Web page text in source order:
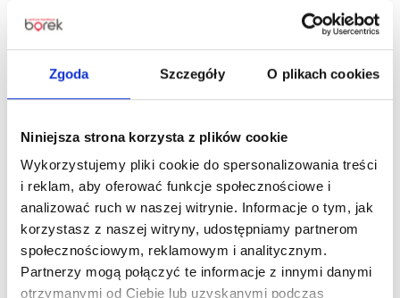
Zgoda Szczegóły O plikach cookies
Niniejsza strona korzysta z plików cookie
Wykorzystujemy pliki cookie do spersonalizowania treści
i reklam, aby oferować funkcje społecznościowe i
analizować ruch w naszej witrynie. Informacje o tym, jak
korzystasz z naszej witryny, udostępniamy partnerom
społecznościowym, reklamowym i analitycznym.
Partnerzy mogą połączyć te informacje z innymi danymi
otrzymanymi od Ciebie lub uzyskanymi podczas
ALE UPAŁ! Dbajmy o siebie nawzajem.